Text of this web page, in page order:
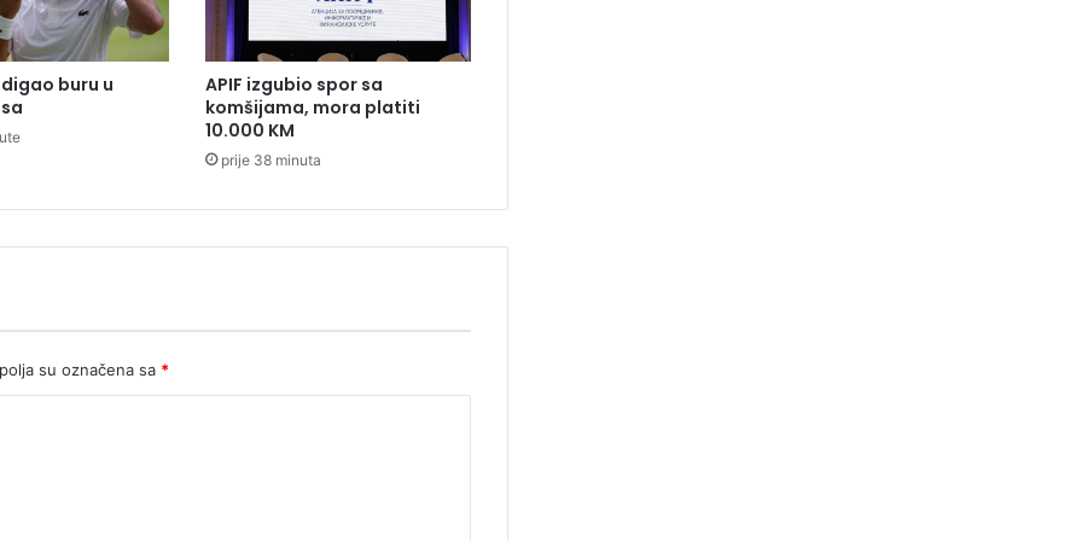
e
n
i
o
l
ć
a
buru u
APIF izgubio spor sa
komšijama, mora platiti
10.000 KM
prije 38 minuta
su označena sa *